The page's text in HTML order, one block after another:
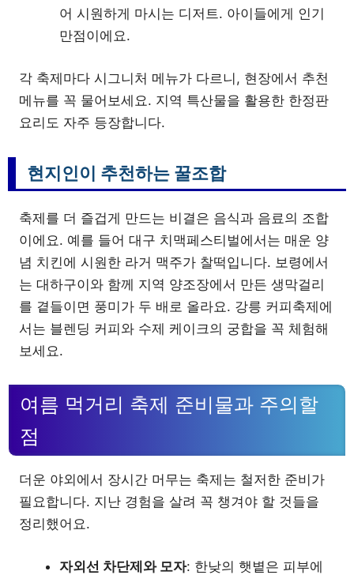
어 시원하게 마시는 디저트. 아이들에게 인기
만점이에요.
각 축제마다 시그니처 메뉴가 다르니, 현장에서 추천
메뉴를 꼭 물어보세요. 지역 특산물을 활용한 한정판
요리도 자주 등장합니다.
현지인이 추천하는 꿀조합
축제를 더 즐겁게 만드는 비결은 음식과 음료의 조합
이에요. 예를 들어 대구 치맥페스티벌에서는 매운 양
념 치킨에 시원한 라거 맥주가 찰떡입니다. 보령에서
는 대하구이와 함께 지역 양조장에서 만든 생막걸리
를 곁들이면 풍미가 두 배로 올라요. 강릉 커피축제에
서는 블렌딩 커피와 수제 케이크의 궁합을 꼭 체험해
보세요.
여름 먹거리 축제 준비물과 주의할
점
더운 야외에서 장시간 머무는 축제는 철저한 준비가
필요합니다. 지난 경험을 살려 꼭 챙겨야 할 것들을
정리했어요.
자외선 차단제와 모자: 한낮의 햇볕은 피부에